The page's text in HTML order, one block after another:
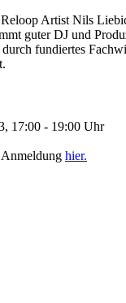
Artist Nils
guter DJ und
fundiertes
17:00 - 19:00 Uhr
hier.